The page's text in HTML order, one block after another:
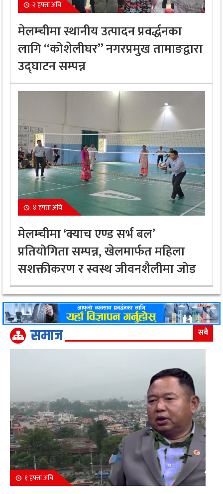
२ हफ्ता अघि
मेलम्चीमा स्थानीय उत्पादन प्रवर्द्धनका
लागि “कोशेलीघर” नगरप्रमुख तामाङद्वारा
उद्घाटन सम्पन्न
४ हफ्ता अघि
मेलम्चीमा ‘क्याच एण्ड सर्भ बल’
प्रतियोगिता सम्पन्न, खेलमार्फत महिला
सशक्तीकरण र स्वस्थ जीवनशैलीमा जोड
समाज सबै
१ हफ्ता अघि